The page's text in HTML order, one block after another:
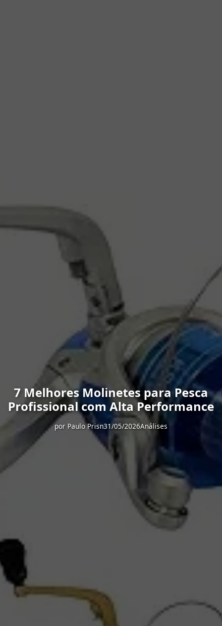
7 Melhores Molinetes para Pesca
Profissional com Alta Performance
por Paulo Prisn31/05/2026Análises